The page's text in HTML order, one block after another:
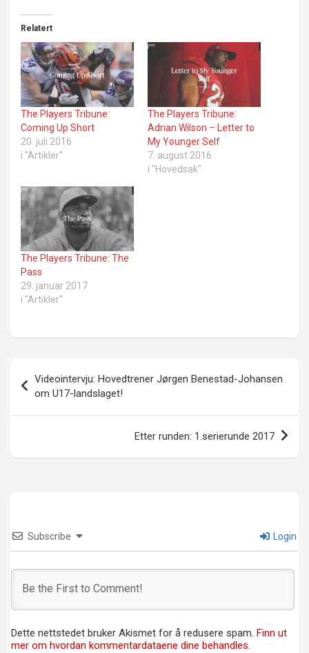
Relatert
The Players Tribune:
Coming Up Short
20. juli 2016
i "Artikler"
The Players Tribune:
Adrian Wilson – Letter to
My Younger Self
7. august 2016
i "Hovedsak"
The Players Tribune: The
Pass
29. januar 2017
i "Artikler"
Videointervju: Hovedtrener Jørgen Benestad-Johansen
om U17-landslaget!
Etter runden: 1.serierunde 2017
Subscribe Login
Dette nettstedet bruker Akismet for å redusere spam. Finn ut
mer om hvordan kommentardataene dine behandles.